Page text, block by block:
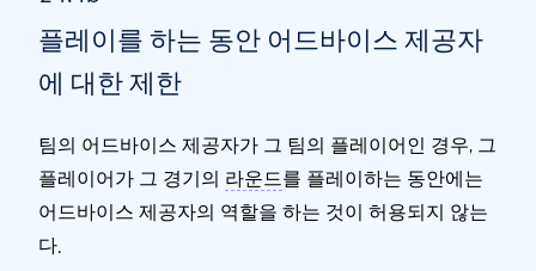
플레이를 하는 동안 어드바이스 제공자
에 대한 제한
팀의 어드바이스 제공자가 그 팀의 플레이어인 경우, 그
플레이어가 그 경기의 라운드를 플레이하는 동안에는
어드바이스 제공자의 역할을 하는 것이 허용되지 않는
다.